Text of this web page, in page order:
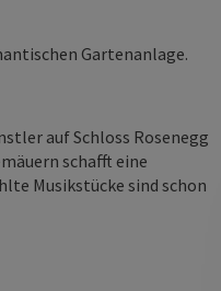
Gartenanlage.
auf Schloss Rosenegg
schafft eine
Musikstücke sind schon